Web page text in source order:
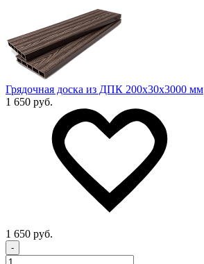
Грядочная доска из ДПК 200x30х3000 мм
1 650 руб.
1 650 руб.
-